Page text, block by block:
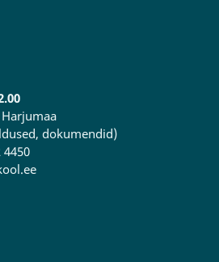
Harjumaa
dokumendid)
4450